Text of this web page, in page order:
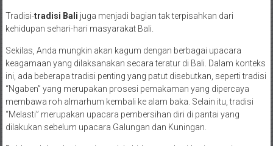
Tradisi-tradisi Bali juga menjadi bagian tak terpisahkan dari
kehidupan sehari-hari masyarakat Bali.
Sekilas, Anda mungkin akan kagum dengan berbagai upacara
keagamaan yang dilaksanakan secara teratur di Bali. Dalam konteks
ini, ada beberapa tradisi penting yang patut disebutkan, seperti tradisi
“Ngaben” yang merupakan prosesi pemakaman yang dipercaya
membawa roh almarhum kembali ke alam baka. Selain itu, tradisi
“Melasti” merupakan upacara pembersihan diri di pantai yang
dilakukan sebelum upacara Galungan dan Kuningan.